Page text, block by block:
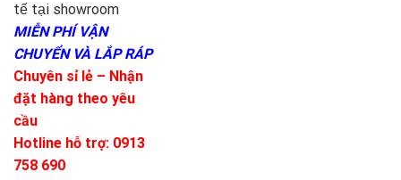
tế tại showroom
MIỄN PHÍ VẬN
CHUYỂN VÀ LẮP RÁP
Chuyên sỉ lẻ – Nhận
đặt hàng theo yêu
cầu
Hotline hỗ trợ: 0913
758 690